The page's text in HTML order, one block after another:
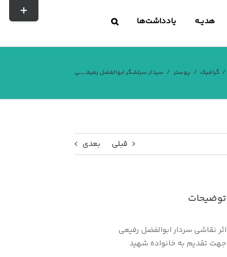
هدیــه یادداشت‌ها
گرافیک پوستر سردار سرلشگر ابوالفضل رفیعــــــی
قبلی بعدی
توضیحات
اثر نقاشی سردار ابوالفضل رفیعی
جهت تقدیم به خانواده شهید
تغییر
نوار